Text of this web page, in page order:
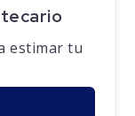
estimar tu